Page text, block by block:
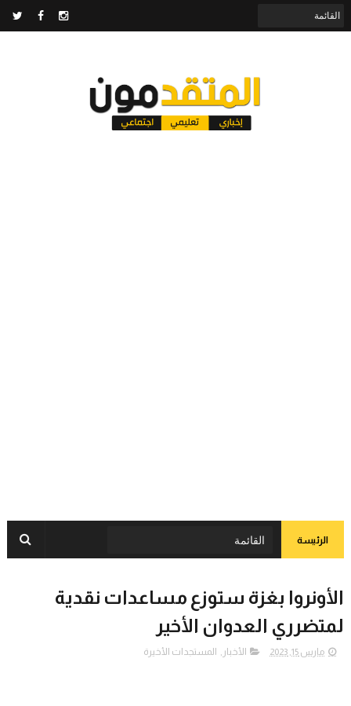
الرئيسة
الأونروا بغزة ستوزع مساعدات نقدية
لمتضرري العدوان الأخير
مارس 15, 2023 الأخبار , المستجدات الأخيرة